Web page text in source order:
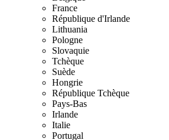
France
République d'Irlande
Lithuania
Pologne
Slovaquie
Tchèque
Suède
Hongrie
République Tchèque
Pays-Bas
Irlande
Italie
Portugal